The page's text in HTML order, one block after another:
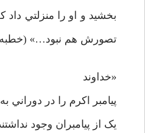
بخشيد و او را منزلتي
تصورش هم نبود…»
«خداوند
پيامبر اکرم را در دوراني
يک از پيامبران وجود